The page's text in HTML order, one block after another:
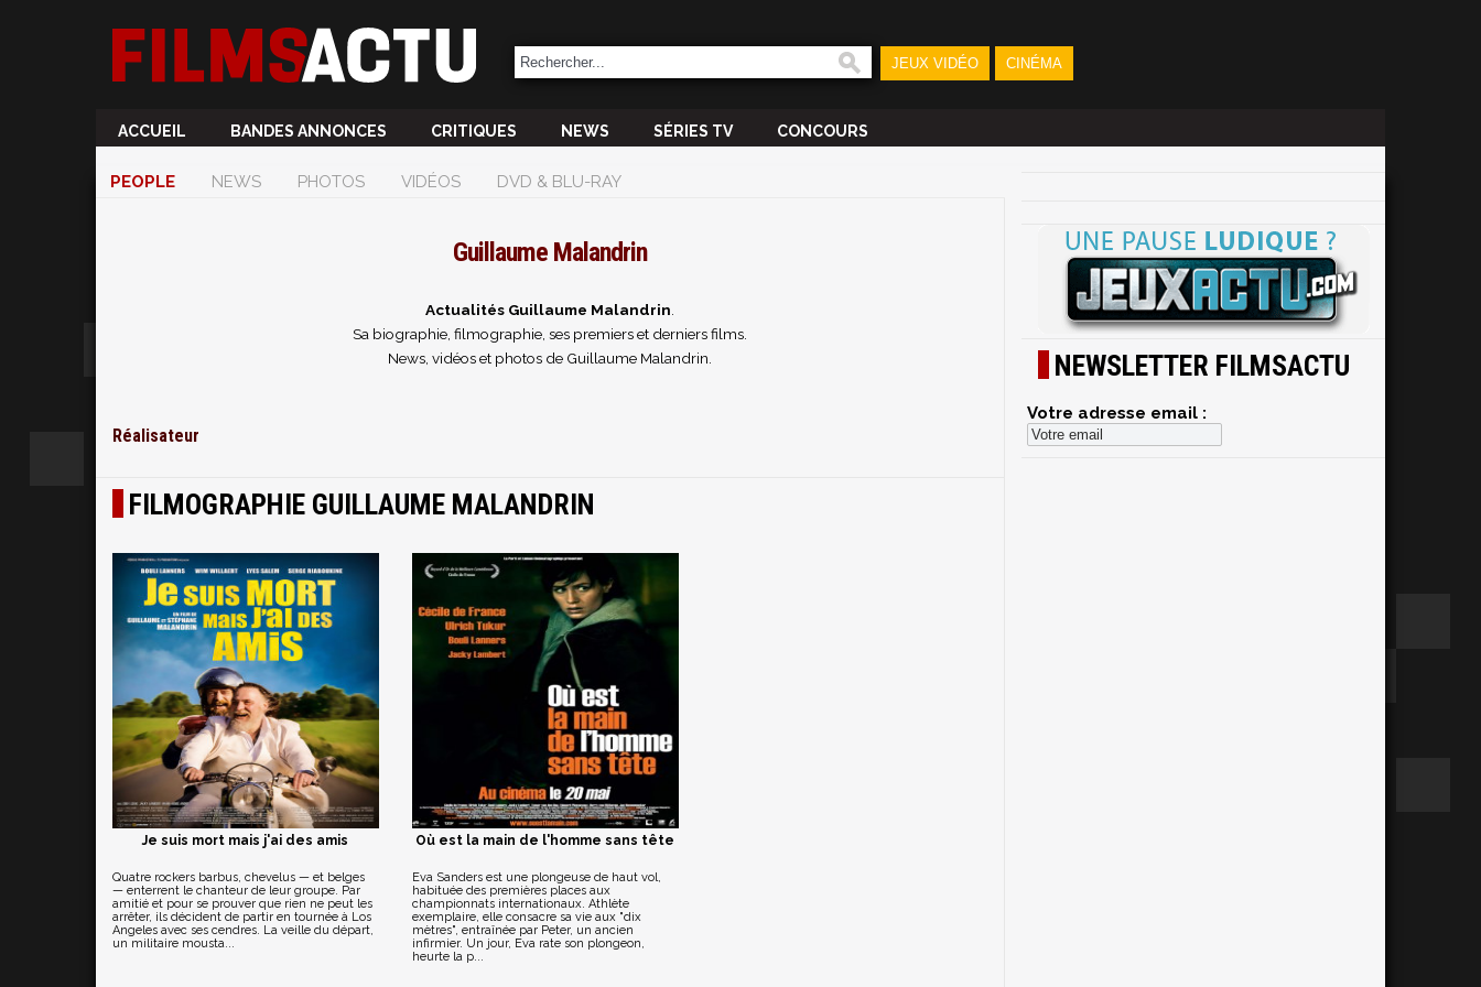
JEUX VIDÉO CINÉMA
ACCUEIL BANDES ANNONCES CRITIQUES NEWS SÉRIES TV CONCOURS
PEOPLE NEWS PHOTOS VIDÉOS DVD & BLU-RAY
Guillaume Malandrin
Actualités Guillaume Malandrin
Sa biographie, filmographie, ses premiers et derniers films.
News, vidéos et photos de Guillaume Malandrin.
Réalisateur
FILMOGRAPHIE GUILLAUME MALANDRIN
Je suis mort mais j'ai des amis
Quatre rockers barbus, chevelus — et belges
— enterrent le chanteur de leur groupe. Par
amitié et pour se prouver que rien ne peut les
arrêter, ils décident de partir en tournée à Los
Angeles avec ses cendres. La veille du départ,
un militaire mousta...
Où est la main de l'homme sans tête
Eva Sanders est une plongeuse de haut vol,
habituée des premières places aux
championnats internationaux. Athlète
exemplaire, elle consacre sa vie aux "dix
mètres", entraînée par Peter, un ancien
infirmier. Un jour, Eva rate son plongeon,
heurte la p...
NEWSLETTER FILMSACTU
Votre adresse email :